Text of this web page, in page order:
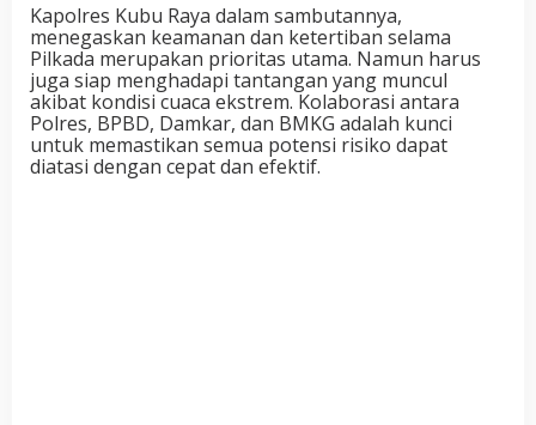
Kapolres Kubu Raya dalam sambutannya,
menegaskan keamanan dan ketertiban selama
Pilkada merupakan prioritas utama. Namun harus
juga siap menghadapi tantangan yang muncul
akibat kondisi cuaca ekstrem. Kolaborasi antara
Polres, BPBD, Damkar, dan BMKG adalah kunci
untuk memastikan semua potensi risiko dapat
diatasi dengan cepat dan efektif.